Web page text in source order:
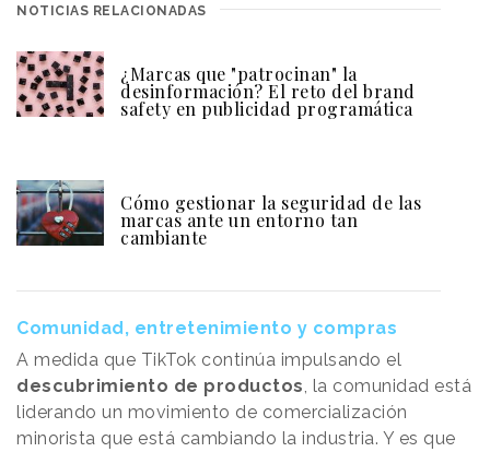
NOTICIAS RELACIONADAS
¿Marcas que "patrocinan" la
desinformación? El reto del brand
safety en publicidad programática
Cómo gestionar la seguridad de las
marcas ante un entorno tan
cambiante
Comunidad, entretenimiento y compras
A medida que TikTok continúa impulsando el
descubrimiento de productos, la comunidad está
liderando un movimiento de comercialización
minorista que está cambiando la industria. Y es que